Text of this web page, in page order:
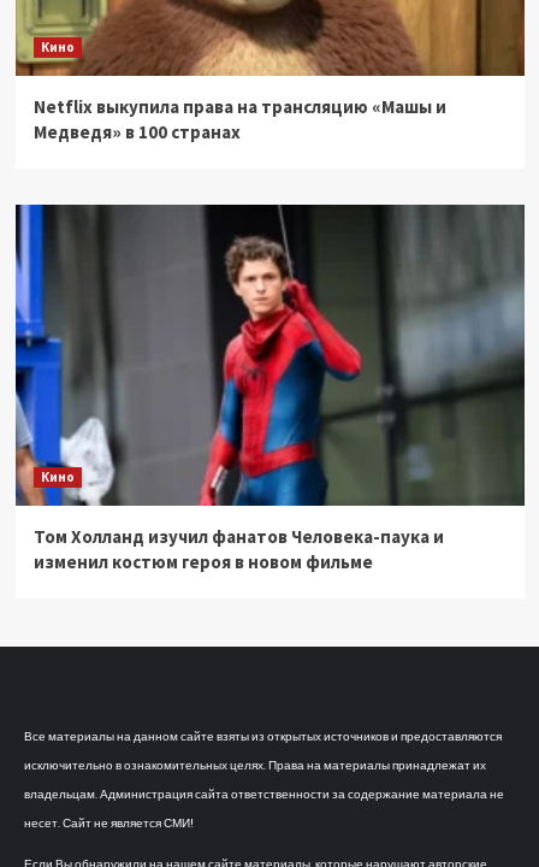
Кино
Netflix выкупила права на трансляцию «Машы и
Медведя» в 100 странах
Кино
Том Холланд изучил фанатов Человека-паука и
изменил костюм героя в новом фильме
Все материалы на данном сайте взяты из открытых источников и предоставляются
исключительно в ознакомительных целях. Права на материалы принадлежат их
владельцам. Администрация сайта ответственности за содержание материала не
несет. Сайт не является СМИ!
Если Вы обнаружили на нашем сайте материалы, которые нарушают авторские